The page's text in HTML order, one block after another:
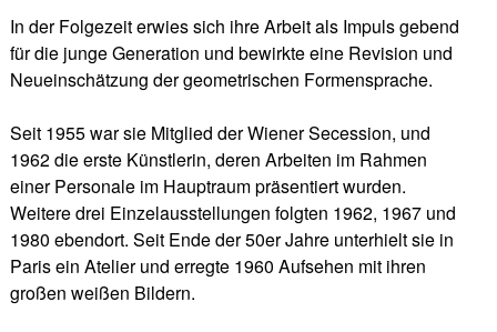
In der Folgezeit erwies sich ihre Arbeit als Impuls gebend
für die junge Generation und bewirkte eine Revision und
Neueinschätzung der geometrischen Formensprache.
Seit 1955 war sie Mitglied der Wiener Secession, und
1962 die erste Künstlerin, deren Arbeiten im Rahmen
einer Personale im Hauptraum präsentiert wurden.
Weitere drei Einzelausstellungen folgten 1962, 1967 und
1980 ebendort. Seit Ende der 50er Jahre unterhielt sie in
Paris ein Atelier und erregte 1960 Aufsehen mit ihren
großen weißen Bildern.